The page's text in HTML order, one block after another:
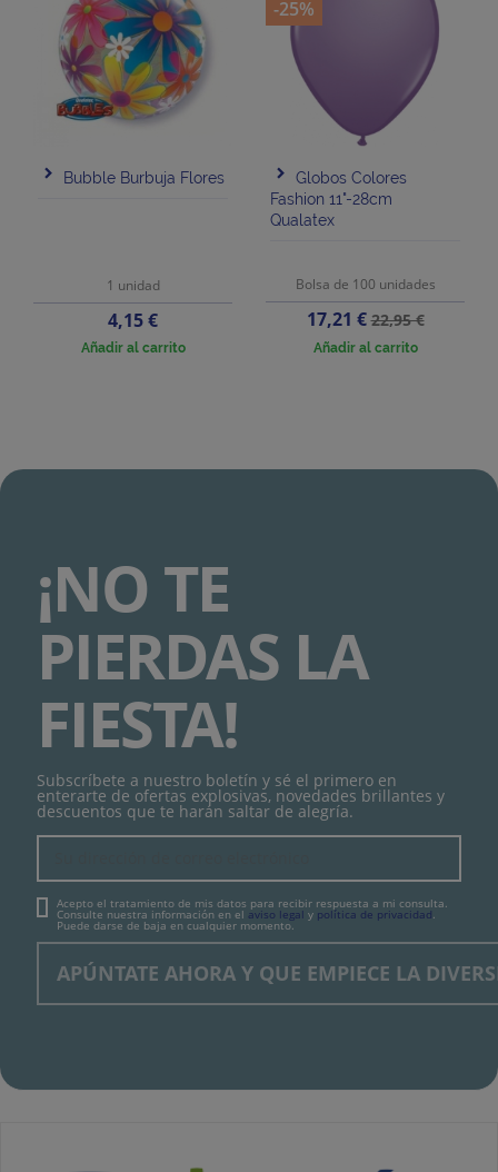
Bubble Burbuja Flores
1 unidad
Precio
4,15 €
Añadir al carrito
Globos Colores
Fashion 11"-28cm
Qualatex
Bolsa de 100 unidades
Precio
17,21 €Precio
base
22,95 €
Añadir al carrito
-25%
¡NO TE
PIERDAS LA
FIESTA!
Subscríbete a nuestro boletín y sé el primero en
enterarte de ofertas explosivas, novedades brillantes y
descuentos que te harán saltar de alegría.
Acepto el tratamiento de mis datos para recibir respuesta a mi consulta.
Consulte nuestra información en el aviso legal y política de privacidad
Puede darse de baja en cualquier momento.